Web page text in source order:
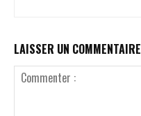
LAISSER UN COMMENTAIRE